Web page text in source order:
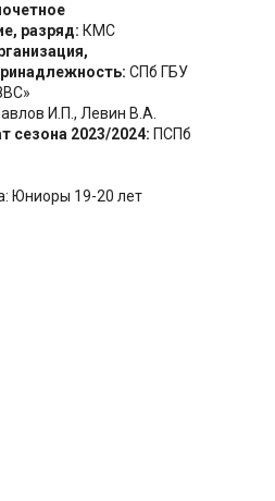
разряд: КМС
СПб ГБУ
И.П., Левин В.А.
сезона 2023/2024: ПСПб
Юниоры 19-20 лет